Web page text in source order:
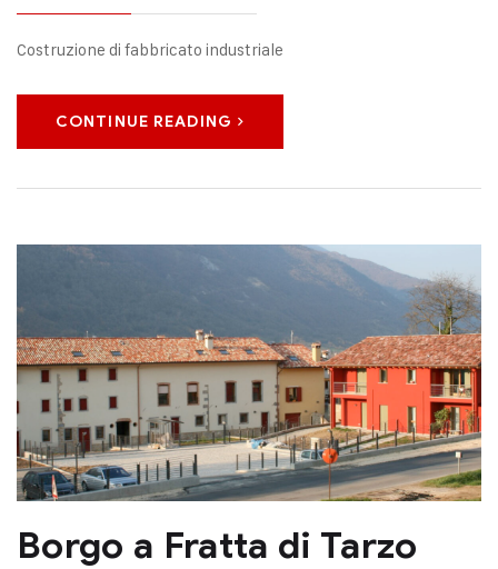
Costruzione di fabbricato industriale
CONTINUE READING
Borgo a Fratta di Tarzo